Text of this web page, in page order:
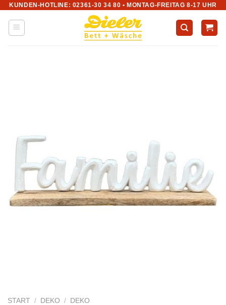
Zum
Inhalt
springen
KUNDEN-HOTLINE: 02361-30 34 80 • MONTAG-FREITAG 8-17 UHR
START / DEKO / DEKO